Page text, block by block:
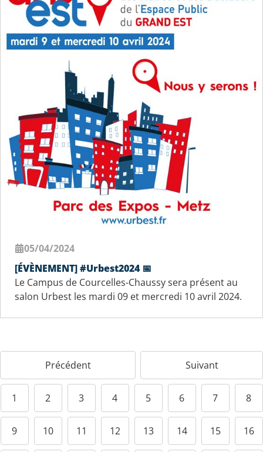
05/04/2024
[ÉVÈNEMENT] #Urbest2024 📅
Le Campus de Courcelles-Chaussy sera présent au
salon Urbest les mardi 09 et mercredi 10 avril 2024.
Précédent Suivant
1 2 3 4 5 6 7 8
9 10 11 12 13 14 15 16